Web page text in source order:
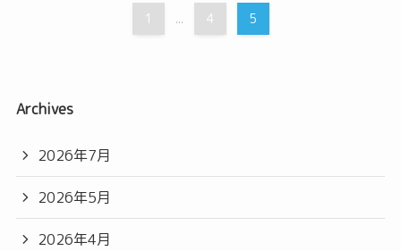
1 ... 4 5
Archives
2026年7月
2026年5月
2026年4月